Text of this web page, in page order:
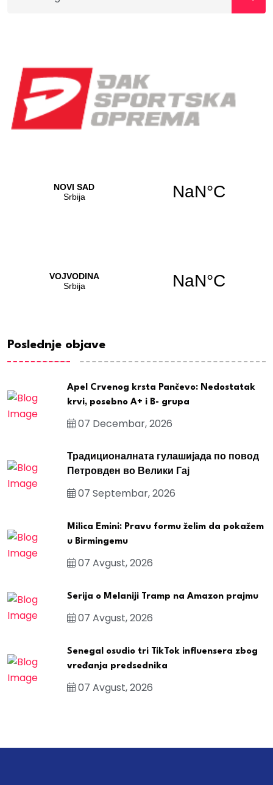
Poslednje objave
Apel Crvenog krsta Pančevo: Nedostatak
krvi, posebno A+ i B- grupa
07 Decembar, 2026
Традиционалната гулашијада по повод
Петровден во Велики Гај
07 Septembar, 2026
Milica Emini: Pravu formu želim da pokažem
u Birmingemu
07 Avgust, 2026
Serija o Melaniji Tramp na Amazon prajmu
07 Avgust, 2026
Senegal osudio tri TikTok influensera zbog
vređanja predsednika
07 Avgust, 2026